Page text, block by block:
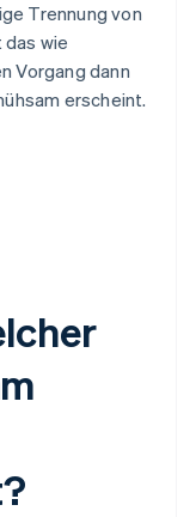
Trennung von
wie
Vorgang dann
erscheint.